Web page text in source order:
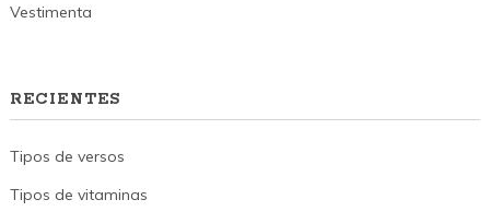
Vestimenta
RECIENTES
Tipos de versos
Tipos de vitaminas